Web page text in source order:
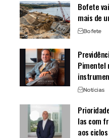
Bofete
mais de
Bofete
Pimentel
Notícias
las com
aos